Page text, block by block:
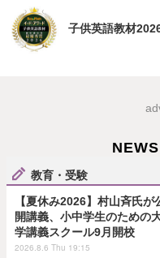
子供英語教材
教育・受験
【夏休み2026】村山斉氏が
開講義、小中学生のための
学講義スクール9月開校
2026.8.6 Thu 19:15